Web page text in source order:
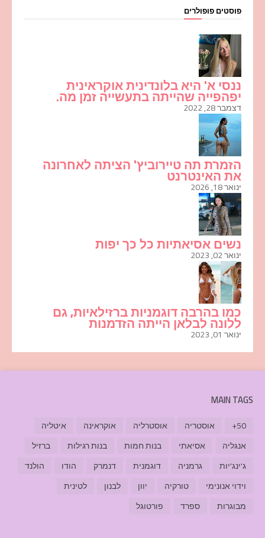
פוסטים פופולרים
ננסי א' היא בלונדינית אוקראינית
יפהפייה שהייתה בתעשייה זמן מה.
דצמבר 28, 2022
הזמרת תה טיירוביץ' הציתה לאחרונה
את האינטרנט
ינואר 18, 2026
נשים אסיאתיות כל כך יפות
ינואר 02, 2023
כמו בהרבה דוגמניות ברזילאיות, גם
ללונה לבלאן הייתה הזדמנות
ינואר 01, 2023
MAIN TAGS
50+ אוסטריה אוסטרליה אוקראינה
איטליה
אנגליה
אסיאתי בנות חמות בנות רגילות
ברזיל
ג'ינג'יות
גרמניה דוגמנית דנמרק הודו
הולנד
וידוי אנונימי
טורקיה יוון לבנון
לטינית
מבוגרות
ספרד פורטוגל